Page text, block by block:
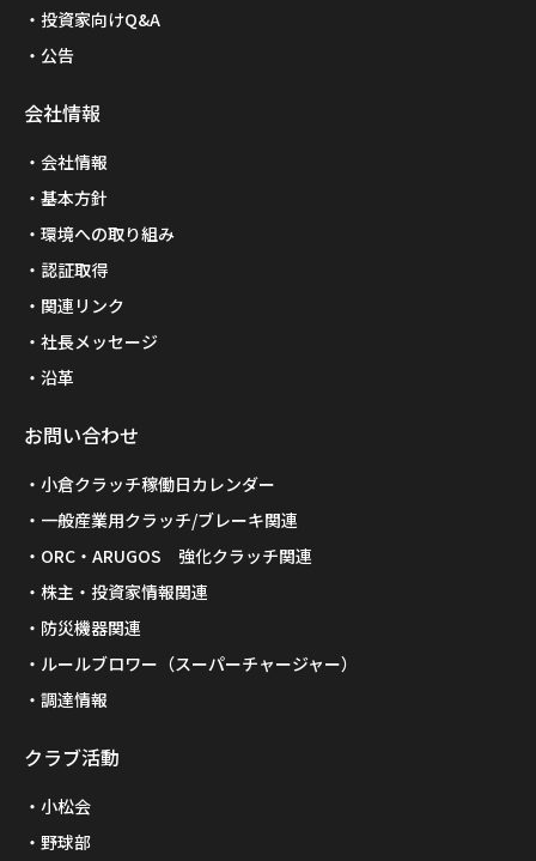
投資家向けQ&A
公告
会社情報
会社情報
基本方針
環境への取り組み
認証取得
関連リンク
社長メッセージ
沿革
お問い合わせ
小倉クラッチ稼働日カレンダー
一般産業用クラッチ/ブレーキ関連
ORC・ARUGOS 強化クラッチ関連
株主・投資家情報関連
防災機器関連
ルールブロワー（スーパーチャージャー）
調達情報
クラブ活動
小松会
野球部